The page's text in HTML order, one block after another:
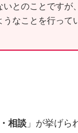
いとのことですが
うなことを行って
相談 」が挙げら